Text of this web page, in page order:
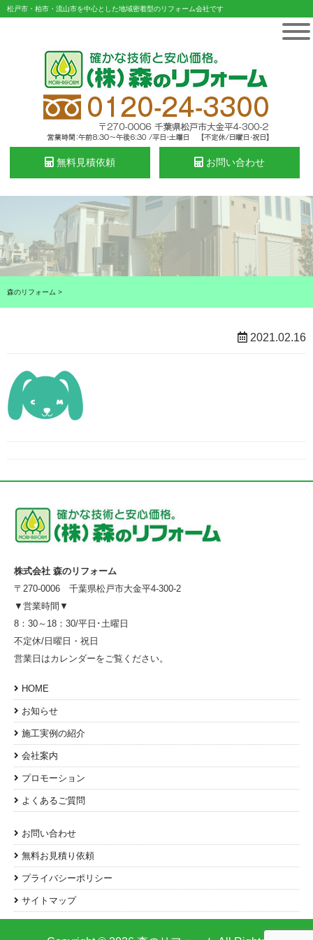
松戸市・柏市・流山市を中心とした地域密着型のリフォーム会社です
無料見積依頼 お問い合わせ
森のリフォーム >
2021.02.16
株式会社 森のリフォーム
〒270-0006 千葉県松戸市大金平4-300-2
▼営業時間▼
8：30～18：30/平日･土曜日
不定休/日曜日・祝日
営業日はカレンダーをご覧ください。
HOME
お知らせ
施工実例の紹介
会社案内
プロモーション
よくあるご質問
お問い合わせ
無料お見積り依頼
プライバシーポリシー
サイトマップ